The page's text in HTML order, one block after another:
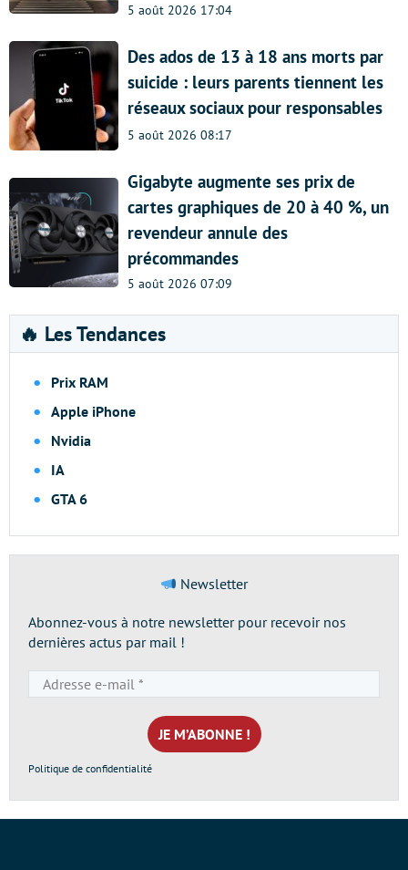
5 août 2026 17:04
Des ados de 13 à 18 ans morts par
suicide : leurs parents tiennent les
réseaux sociaux pour responsables
5 août 2026 08:17
Gigabyte augmente ses prix de
cartes graphiques de 20 à 40 %, un
revendeur annule des
précommandes
5 août 2026 07:09
🔥 Les Tendances
Prix RAM
Apple iPhone
Nvidia
IA
GTA 6
Newsletter
Abonnez-vous à notre newsletter pour recevoir nos
dernières actus par mail !
e-
mail
*
Politique de confidentialité